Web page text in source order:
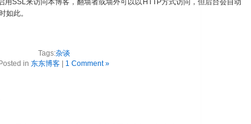
如此。
Tags:杂谈
in 东东博客 | 1 Comment »